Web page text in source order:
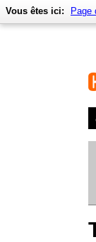
Vous êtes ici: Page